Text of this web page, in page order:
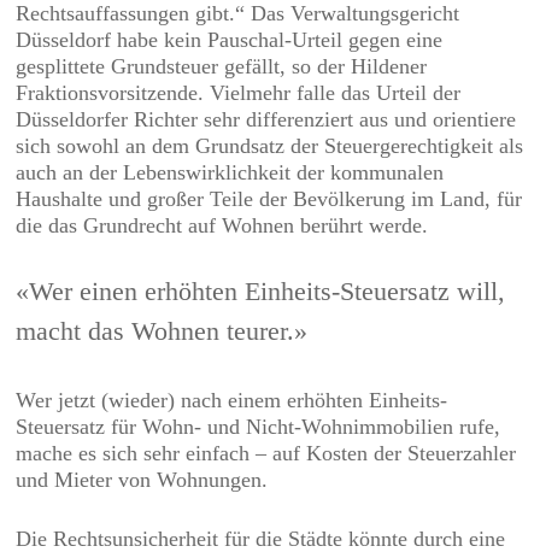
Rechtsauffassungen gibt.“ Das Verwaltungsgericht
Düsseldorf habe kein Pauschal-Urteil gegen eine
gesplittete Grundsteuer gefällt, so der Hildener
Fraktionsvorsitzende. Vielmehr falle das Urteil der
Düsseldorfer Richter sehr differenziert aus und orientiere
sich sowohl an dem Grundsatz der Steuergerechtigkeit als
auch an der Lebenswirklichkeit der kommunalen
Haushalte und großer Teile der Bevölkerung im Land, für
die das Grundrecht auf Wohnen berührt werde.
«Wer einen erhöhten Einheits-Steuersatz will,
macht das Wohnen teurer.»
Wer jetzt (wieder) nach einem erhöhten Einheits-
Steuersatz für Wohn- und Nicht-Wohnimmobilien rufe,
mache es sich sehr einfach – auf Kosten der Steuerzahler
und Mieter von Wohnungen.
Die Rechtsunsicherheit für die Städte könnte durch eine